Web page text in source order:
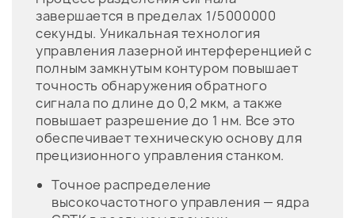
завершается в пределах 1/5000000
секунды. Уникальная технология
управления лазерной интерференцией с
полным замкнутым контуром повышает
точность обнаружения обратного
сигнала по длине до 0,2 мкм, а также
повышает разрешение до 1 нм. Все это
обеспечивает техническую основу для
прецизионного управления станком.
Точное распределение
высокочастотного управления — ядра